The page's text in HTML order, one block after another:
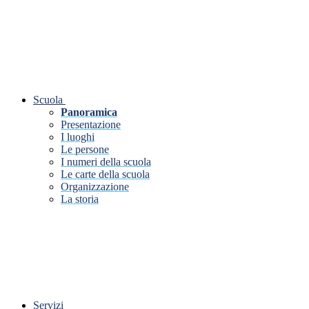
Scuola
Panoramica
Presentazione
I luoghi
Le persone
I numeri della scuola
Le carte della scuola
Organizzazione
La storia
Servizi